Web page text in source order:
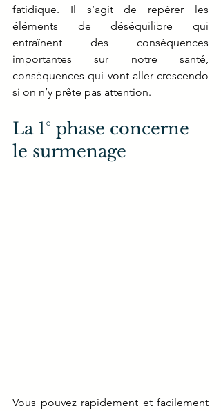
fatidique. Il s’agit de repérer les
éléments de déséquilibre qui
entraînent des conséquences
importantes sur notre santé,
conséquences qui vont aller crescendo
si on n’y prête pas attention.
La 1° phase concerne
le surmenage
Vous pouvez rapidement et facilement